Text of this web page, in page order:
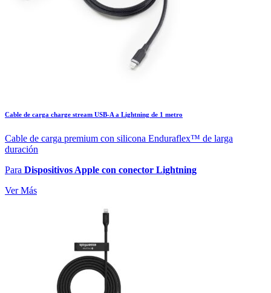
Cable de carga charge stream USB-A a Lightning de 1 metro
Cable de carga premium con silicona Enduraflex™ de larga
duración
Para Dispositivos Apple con conector Lightning
Ver Más